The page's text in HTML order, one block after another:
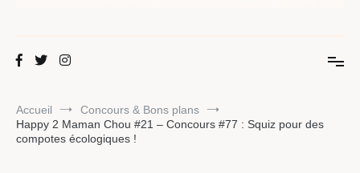
Maman Chou
Accueil
Concours & Bons plans
Happy 2 Maman Chou #21 – Concours #77 : Squiz pour des
compotes écologiques !